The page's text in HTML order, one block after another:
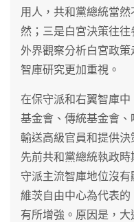
用人，共和黨總統當
然；三是白宮決策往往
外界觀察分析白宮政
智庫研究更加重視。
在保守派和右翼智庫
基金會、傳統基金會
輸送高級官員和提供
先前共和黨總統執政
守派主流智庫地位沒
維茨自由中心為代表
有所增強。原因是，